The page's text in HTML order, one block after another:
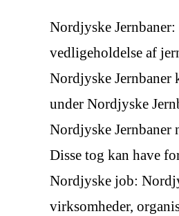
Nordjyske
vedligeholdelse af
Nordjyske Jernbaner
under Nordjyske
Nordjyske Jernbaner
Disse tog kan have
Nordjyske job:
virksomheder,